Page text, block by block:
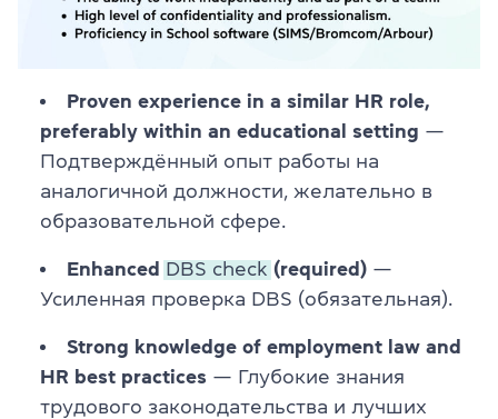
Proven experience in a similar HR role,
preferably within an educational setting —
Подтверждённый опыт работы на
аналогичной должности, желательно в
образовательной сфере.
Enhanced DBS check (required) —
Усиленная проверка DBS (обязательная).
Strong knowledge of employment law and
HR best practices — Глубокие знания
трудового законодательства и лучших